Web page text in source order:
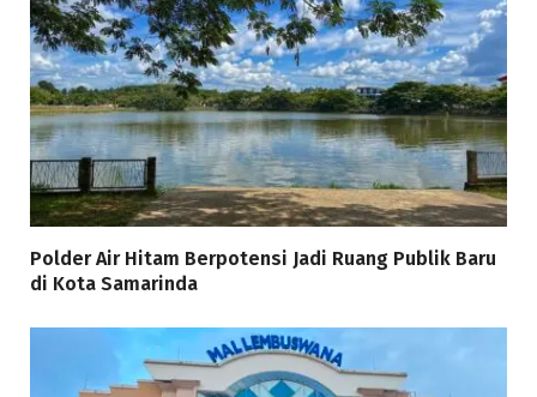
Polder Air Hitam Berpotensi Jadi Ruang Publik Baru
di Kota Samarinda